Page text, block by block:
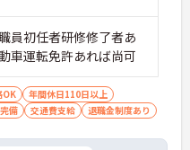
初任者研修修了者あ
車運転免許あれば尚可
OK
年間休日110日以上
備 交通費支給 退職金制度あり